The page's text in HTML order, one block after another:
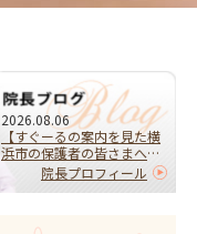
2026.08.06
【すぐーるの案内を見た横
浜市の保護者の皆さまへ】
HPVワクチンを受けるべ
き？迷ったらまず相談を｜
院長プロフィール